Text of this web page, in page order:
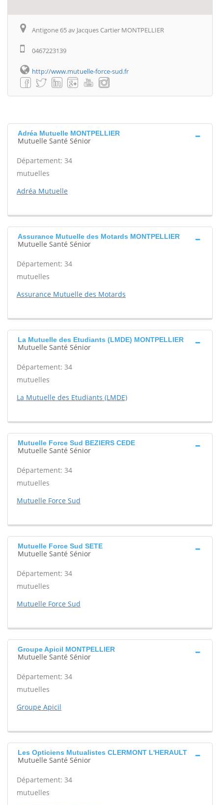
Antigone 65 av Jacques Cartier MONTPELLIER
0467223139
http://www.mutuelle-force-sud.fr
Adréa Mutuelle MONTPELLIER
Mutuelle Santé Sénior
Département: 34
mutuelles
Adréa Mutuelle
Assurance Mutuelle des Motards MONTPELLIER
Mutuelle Santé Sénior
Département: 34
mutuelles
Assurance Mutuelle des Motards
La Mutuelle des Etudiants (LMDE) MONTPELLIER
Mutuelle Santé Sénior
Département: 34
mutuelles
La Mutuelle des Etudiants (LMDE)
Mutuelle Force Sud BEZIERS CEDE
Mutuelle Santé Sénior
Département: 34
mutuelles
Mutuelle Force Sud
Mutuelle Force Sud SETE
Mutuelle Santé Sénior
Département: 34
mutuelles
Mutuelle Force Sud
Groupe Apicil MONTPELLIER
Mutuelle Santé Sénior
Département: 34
mutuelles
Groupe Apicil
Les Opticiens Mutualistes CLERMONT L'HERAULT
Mutuelle Santé Sénior
Département: 34
mutuelles